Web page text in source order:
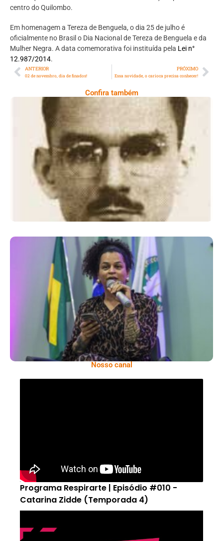
centro do Quilombo.
Em homenagem a Tereza de Benguela, o dia 25 de julho é
oficialmente no Brasil o Dia Nacional de Tereza de Benguela e da
Mulher Negra. A data comemorativa foi instituída pela Lei n°
12.987/2014.
ANTERIOR
02 de novembro, dia de finados!
PRÓXIMO
Essa novidade, o carioca precisa conhecer!
Confira também
Mário Alves, Um Dos Principais Opositores
Da Ditadura Militar Brasileira
Neon Cunha, Referência Na Defesa Dos
Direitos Da População LGBTQIAPN+
Nosso canal
Programa Respirarte | Episódio #010 -
Catarina Zidde (Temporada 4)